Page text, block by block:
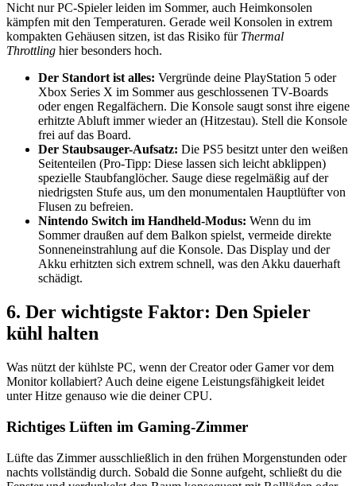
Nicht nur PC-Spieler leiden im Sommer, auch Heimkonsolen
kämpfen mit den Temperaturen. Gerade weil Konsolen in extrem
kompakten Gehäusen sitzen, ist das Risiko für Thermal
Throttling hier besonders hoch.
Der Standort ist alles: Vergründe deine PlayStation 5 oder
Xbox Series X im Sommer aus geschlossenen TV-Boards
oder engen Regalfächern. Die Konsole saugt sonst ihre eigene
erhitzte Abluft immer wieder an (Hitzestau). Stell die Konsole
frei auf das Board.
Der Staubsauger-Aufsatz: Die PS5 besitzt unter den weißen
Seitenteilen (Pro-Tipp: Diese lassen sich leicht abklippen)
spezielle Staubfanglöcher. Sauge diese regelmäßig auf der
niedrigsten Stufe aus, um den monumentalen Hauptlüfter von
Flusen zu befreien.
Nintendo Switch im Handheld-Modus: Wenn du im
Sommer draußen auf dem Balkon spielst, vermeide direkte
Sonneneinstrahlung auf die Konsole. Das Display und der
Akku erhitzten sich extrem schnell, was den Akku dauerhaft
schädigt.
6. Der wichtigste Faktor: Den Spieler
kühl halten
Was nützt der kühlste PC, wenn der Creator oder Gamer vor dem
Monitor kollabiert? Auch deine eigene Leistungsfähigkeit leidet
unter Hitze genauso wie die deiner CPU.
Richtiges Lüften im Gaming-Zimmer
Lüfte das Zimmer ausschließlich in den frühen Morgenstunden oder
nachts vollständig durch. Sobald die Sonne aufgeht, schließt du die